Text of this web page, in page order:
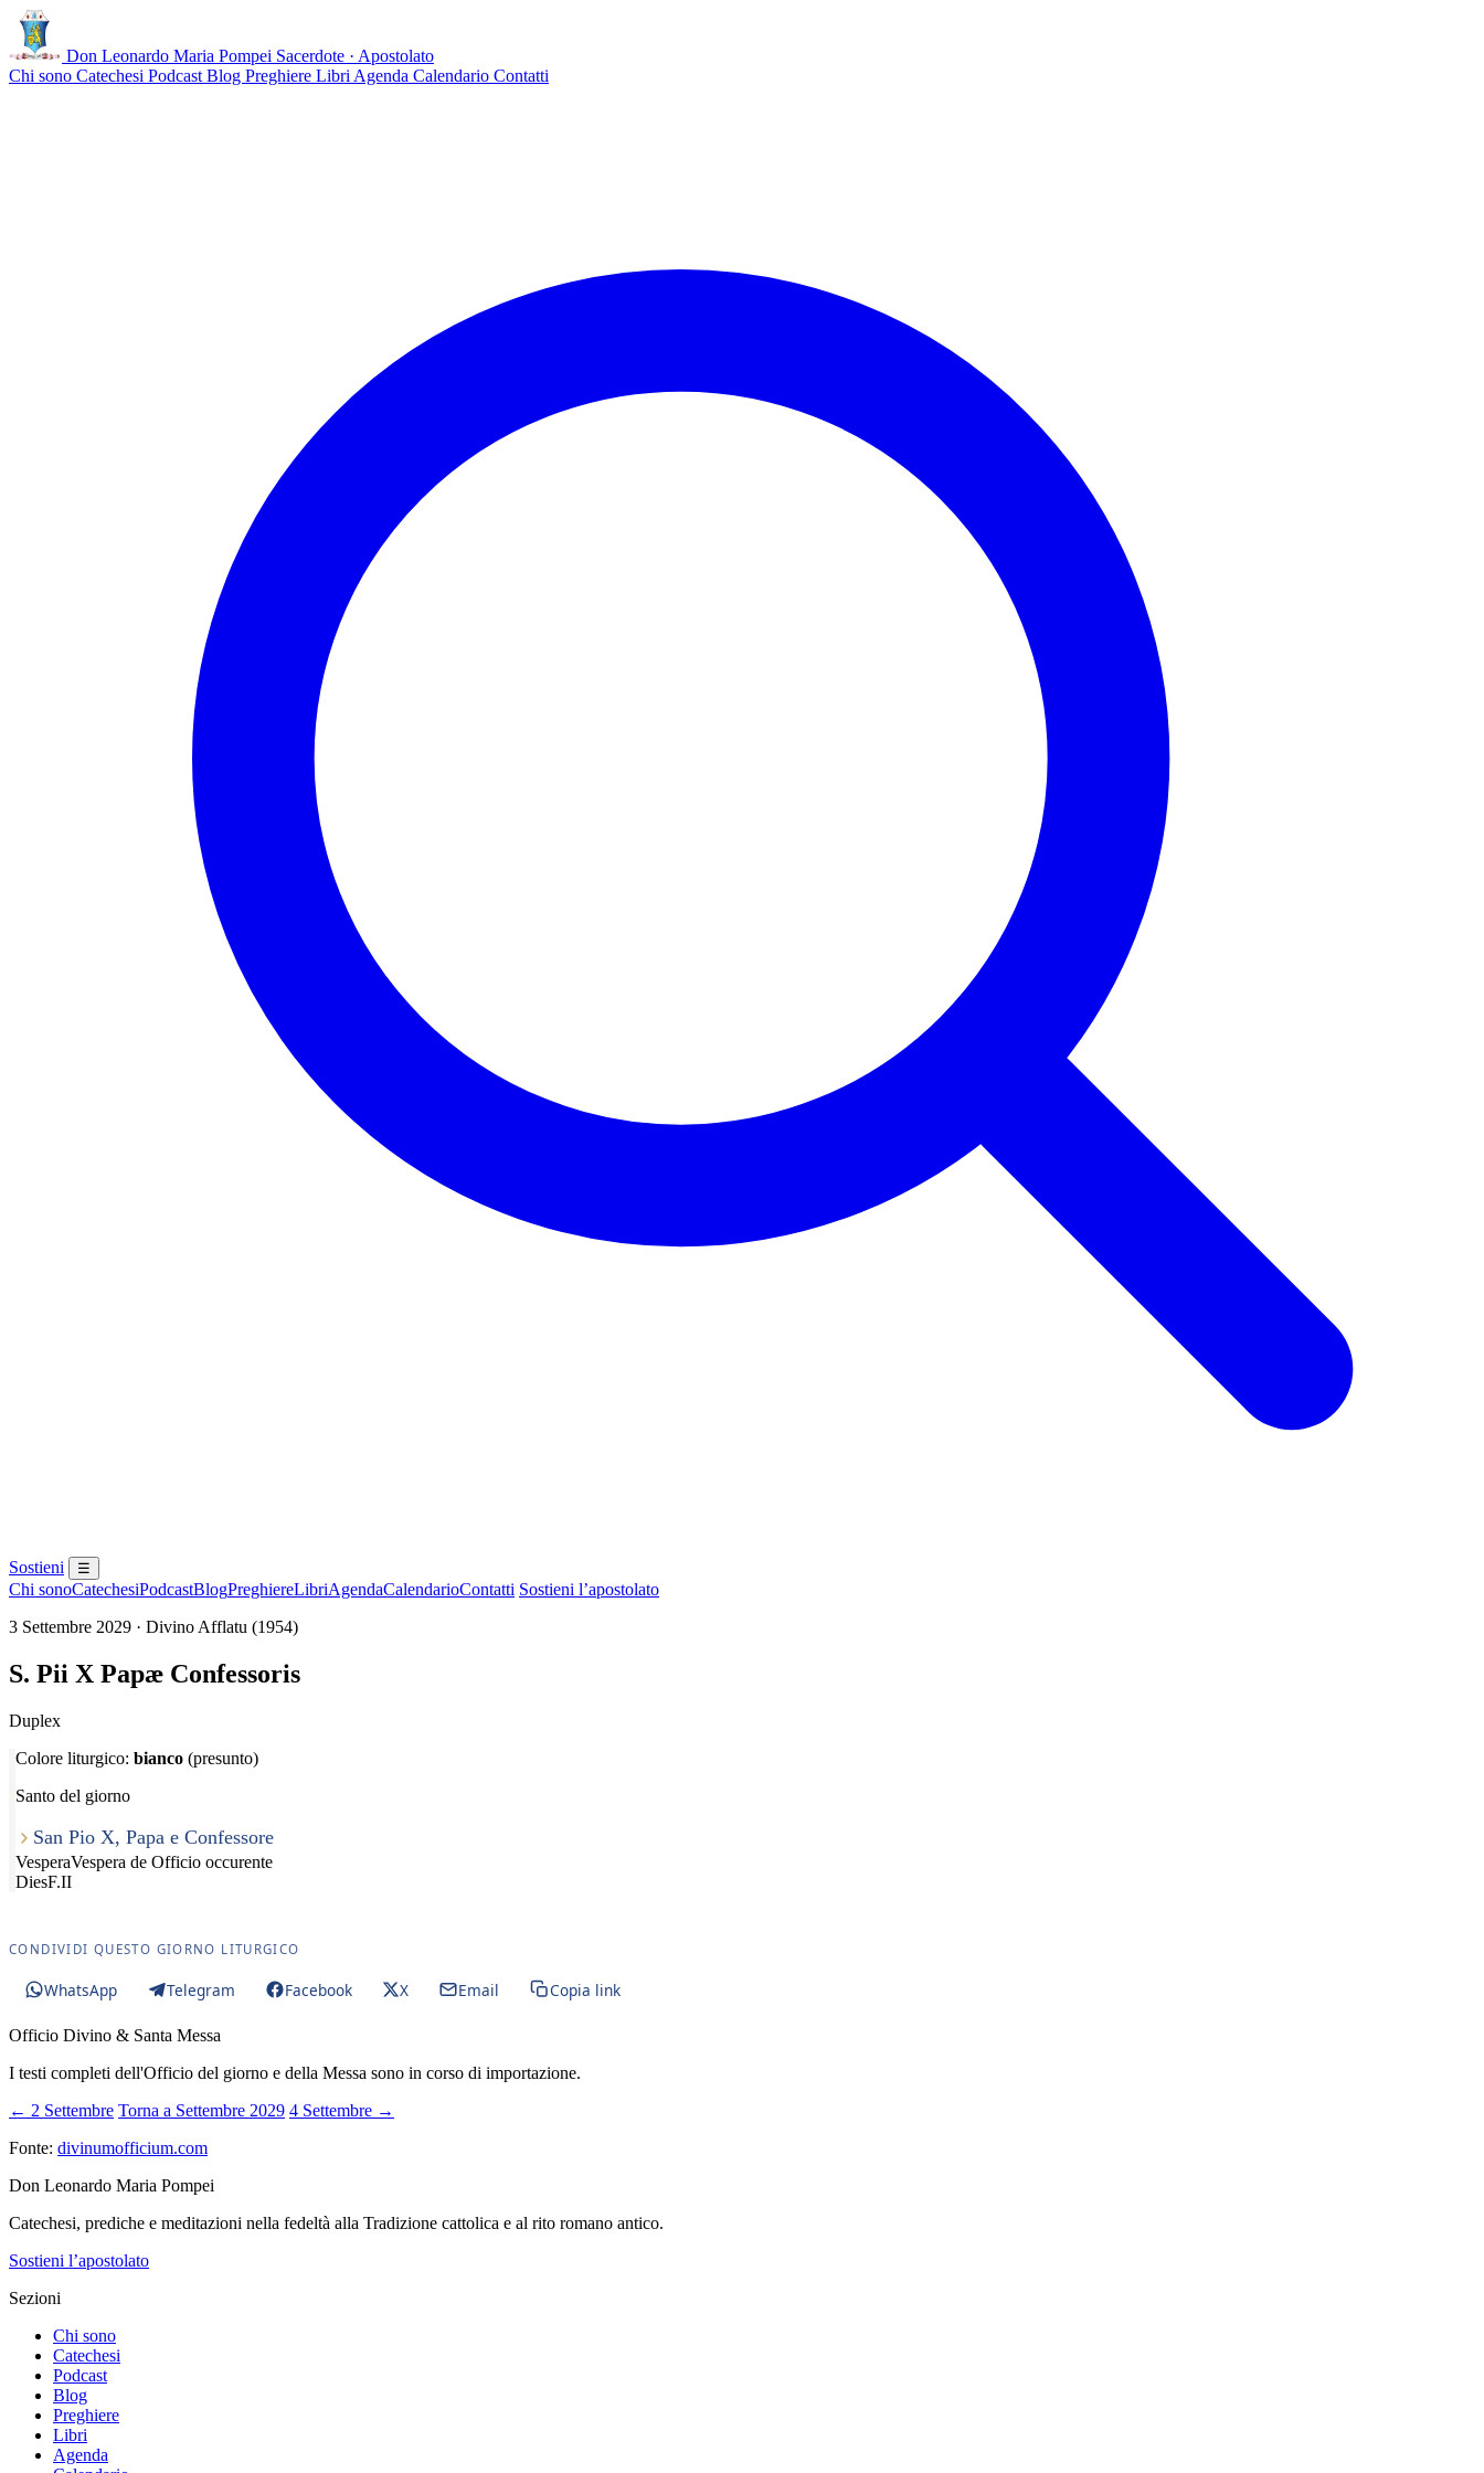
Don Leonardo Maria Pompei Sacerdote · Apostolato
Chi sono Catechesi Podcast Blog Preghiere Libri Agenda Calendario Contatti
Sostieni ☰
Chi sonoCatechesiPodcastBlogPreghiereLibriAgendaCalendarioContatti Sostieni l’apostolato
3 Settembre 2029 · Divino Afflatu (1954)
S. Pii X Papæ Confessoris
Duplex
Colore liturgico: bianco (presunto)
Santo del giorno
San Pio X, Papa e Confessore
VesperaVespera de Officio occurente
DiesF.II
CONDIVIDI QUESTO GIORNO LITURGICO
WhatsApp Telegram Facebook X Email Copia link
Officio Divino & Santa Messa
I testi completi dell'Officio del giorno e della Messa sono in corso di importazione.
← 2 Settembre Torna a Settembre 2029 4 Settembre →
Fonte: divinumofficium.com
Don Leonardo Maria Pompei
Catechesi, prediche e meditazioni nella fedeltà alla Tradizione cattolica e al rito romano antico.
Sostieni l’apostolato
Sezioni
Chi sono
Catechesi
Podcast
Blog
Preghiere
Libri
Agenda